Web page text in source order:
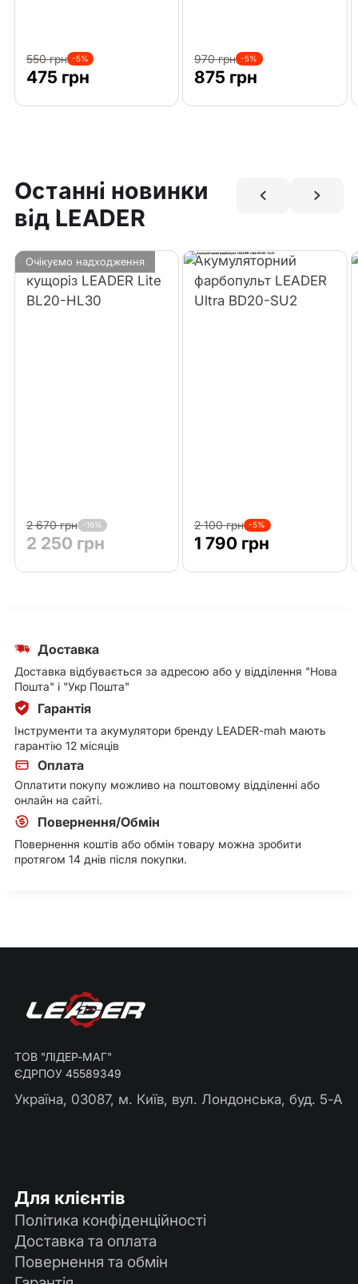
550 грн -5%
475 грн
970 грн -5%
875 грн
Останні новинки
від LEADER
Очікуємо надходження
Акумуляторний
кущоріз LEADER Lite
BL20-HL30
2 670 грн -16%
2 250 грн
Акумуляторний
фарбопульт LEADER
Ultra BD20-SU2
2 100 грн -5%
1 790 грн
Доставка
Доставка відбувається за адресою або у відділення "Нова
Пошта" і "Укр Пошта"
Гарантія
Інструменти та акумулятори бренду LEADER-mah мають
гарантію 12 місяців
Оплата
Оплатити покупу можливо на поштовому відділенні або
онлайн на сайті.
Повернення/Обмін
Повернення коштів або обмін товару можна зробити
протягом 14 днів після покупки.
ТОВ "ЛІДЕР-МАГ"
ЄДРПОУ 45589349
Україна, 03087, м. Київ, вул. Лондонська, буд. 5-А
Для клієнтів
Політика конфіденційності
Доставка та оплата
Повернення та обмін